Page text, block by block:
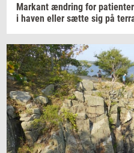
Mar­kant æn­dring for pa­tien­ter
i haven eller sætte sig på